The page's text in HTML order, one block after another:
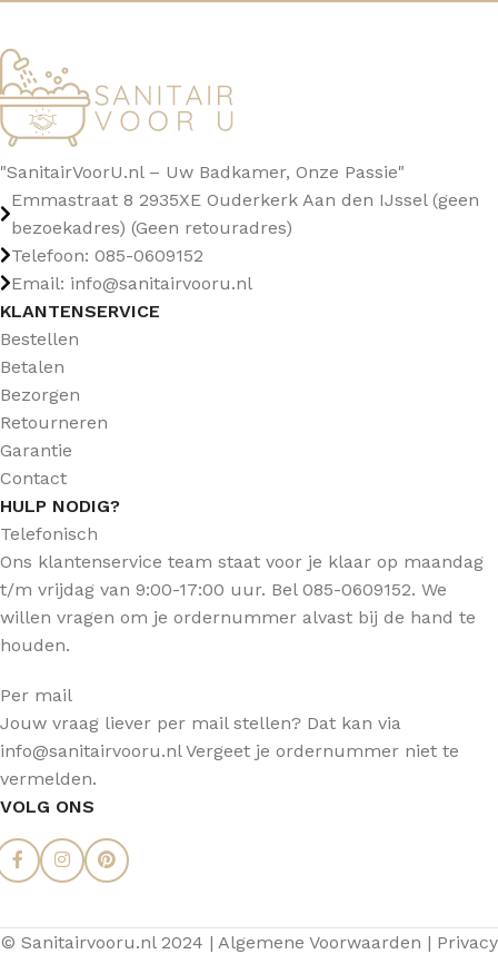
"SanitairVoorU.nl – Uw Badkamer, Onze Passie"
Emmastraat 8 2935XE Ouderkerk Aan den IJssel (geen
bezoekadres) (Geen retouradres)
Telefoon: 085-0609152
Email: info@sanitairvooru.nl
KLANTENSERVICE
Bestellen
Betalen
Bezorgen
Retourneren
Garantie
Contact
HULP NODIG?
Telefonisch
Ons klantenservice team staat voor je klaar op maandag
t/m vrijdag van 9:00-17:00 uur. Bel 085-0609152. We
willen vragen om je ordernummer alvast bij de hand te
houden.
Per mail
Jouw vraag liever per mail stellen? Dat kan via
info@sanitairvooru.nl Vergeet je ordernummer niet te
vermelden.
VOLG ONS
© Sanitairvooru.nl 2024 | Algemene Voorwaarden | Privacy